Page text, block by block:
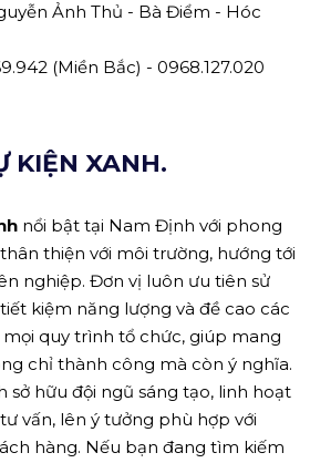
Ảnh Thủ - Bà Điểm - Hóc
(Miền Bắc) - 0968.127.020
KIỆN XANH.
nổi bật tại Nam Định với phong
thiện với môi trường, hướng tới
nghiệp. Đơn vị luôn ưu tiên sử
kiệm năng lượng và đề cao các
quy trình tổ chức, giúp mang
chỉ thành công mà còn ý nghĩa.
sở hữu đội ngũ sáng tạo, linh hoạt
vấn, lên ý tưởng phù hợp với
hàng. Nếu bạn đang tìm kiếm